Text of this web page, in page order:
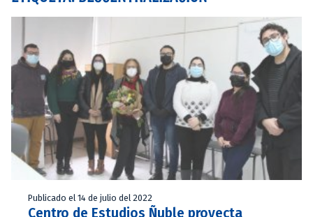
Publicado el 14 de julio del 2022
Centro de Estudios Ñuble proyecta